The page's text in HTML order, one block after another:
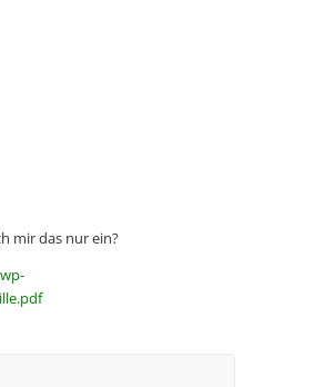
mir das nur ein?